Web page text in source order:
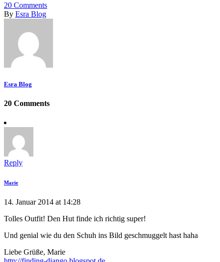
20 Comments
By Esra Blog
Esra Blog
20 Comments
Reply
Marie
14. Januar 2014 at 14:28
Tolles Outfit! Den Hut finde ich richtig super!
Und genial wie du den Schuh ins Bild geschmuggelt hast haha
Liebe Grüße, Marie